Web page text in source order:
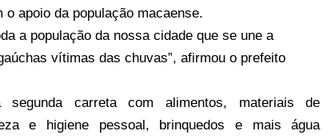
apoio da população macaense.
a população da nossa cidade que se une a
vítimas das chuvas”, afirmou o prefeito
segunda carreta com alimentos, materiais de
e higiene pessoal, brinquedos e mais água